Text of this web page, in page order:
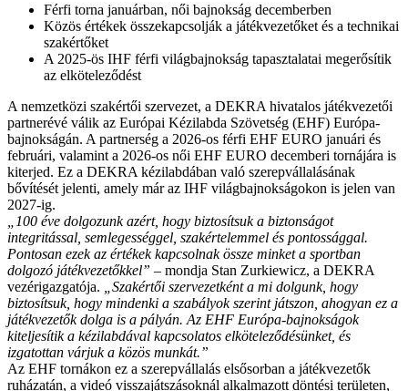
Férfi torna januárban, női bajnokság decemberben
Közös értékek összekapcsolják a játékvezetőket és a technikai
szakértőket
A 2025-ös IHF férfi világbajnokság tapasztalatai megerősítik
az elköteleződést
A nemzetközi szakértői szervezet, a DEKRA hivatalos játékvezetői
partnerévé válik az Európai Kézilabda Szövetség (EHF) Európa-
bajnokságán. A partnerség a 2026-os férfi EHF EURO januári és
februári, valamint a 2026-os női EHF EURO decemberi tornájára is
kiterjed. Ez a DEKRA kézilabdában való szerepvállalásának
bővítését jelenti, amely már az IHF világbajnokságokon is jelen van
2027-ig.
„100 éve dolgozunk azért, hogy biztosítsuk a biztonságot
integritással, semlegességgel, szakértelemmel és pontossággal.
Pontosan ezek az értékek kapcsolnak össze minket a sportban
dolgozó játékvezetőkkel” – mondja Stan Zurkiewicz, a DEKRA
vezérigazgatója.
„Szakértői szervezetként a mi dolgunk, hogy
biztosítsuk, hogy mindenki a szabályok szerint játszon, ahogyan ez a
játékvezetők dolga is a pályán. Az EHF Európa-bajnokságok
kiteljesítik a kézilabdával kapcsolatos elköteleződésünket, és
izgatottan várjuk a közös munkát.”
Az EHF tornákon ez a szerepvállalás elsősorban a játékvezetők
ruházatán, a videó visszajátszásoknál alkalmazott döntési területen,